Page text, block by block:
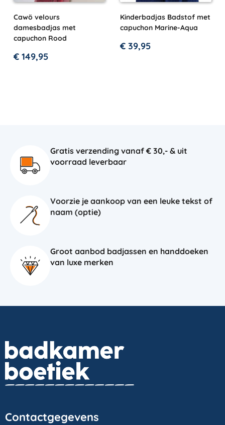
Cawö velours
damesbadjas met
capuchon Rood
€ 149,95
Kinderbadjas Badstof met
capuchon Marine-Aqua
€ 39,95
Gratis verzending vanaf € 30,- & uit
voorraad leverbaar
Voorzie je aankoop van een leuke tekst of
naam (optie)
Groot aanbod badjassen en handdoeken
van luxe merken
Contactgegevens